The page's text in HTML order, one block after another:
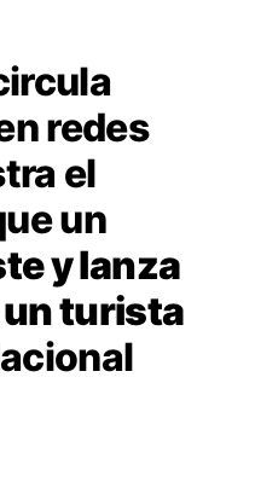
redes
el
un
y lanza
un turista